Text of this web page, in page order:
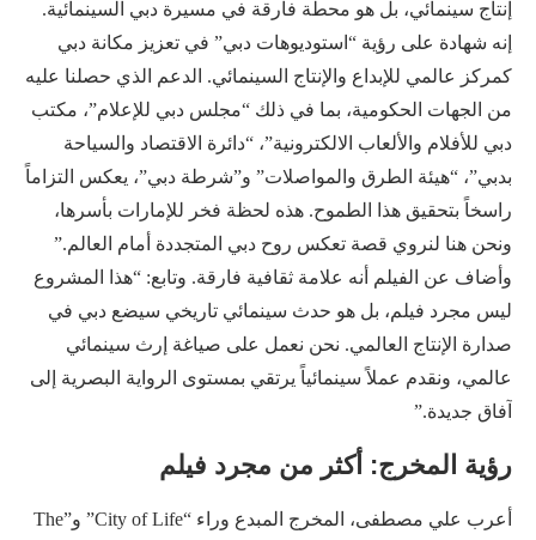
إنتاج سينمائي، بل هو محطة فارقة في مسيرة دبي السينمائية.
إنه شهادة على رؤية “استوديوهات دبي” في تعزيز مكانة دبي
كمركز عالمي للإبداع والإنتاج السينمائي. الدعم الذي حصلنا عليه
من الجهات الحكومية، بما في ذلك “مجلس دبي للإعلام”، مكتب
دبي للأفلام والألعاب الالكترونية”، “دائرة الاقتصاد والسياحة
بدبي”، “هيئة الطرق والمواصلات” و”شرطة دبي”، يعكس التزاماً
راسخاً بتحقيق هذا الطموح. هذه لحظة فخر للإمارات بأسرها،
ونحن هنا لنروي قصة تعكس روح دبي المتجددة أمام العالم.”
وأضاف عن الفيلم أنه علامة ثقافية فارقة. وتابع: “هذا المشروع
ليس مجرد فيلم، بل هو حدث سينمائي تاريخي سيضع دبي في
صدارة الإنتاج العالمي. نحن نعمل على صياغة إرث سينمائي
عالمي، ونقدم عملاً سينمائياً يرتقي بمستوى الرواية البصرية إلى
آفاق جديدة.”
رؤية المخرج: أكثر من مجرد فيلم
أعرب علي مصطفى، المخرج المبدع وراء “City of Life” و”The